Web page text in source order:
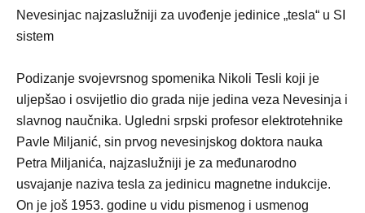
Nevesinjac najzaslužniji za uvođenje jedinice „tesla“ u SI
sistem
Podizanje svojevrsnog spomenika Nikoli Tesli koji je
uljepšao i osvijetlio dio grada nije jedina veza Nevesinja i
slavnog naučnika. Ugledni srpski profesor elektrotehnike
Pavle Miljanić, sin prvog nevesinjskog doktora nauka
Petra Miljanića, najzaslužniji je za međunarodno
usvajanje naziva tesla za jedinicu magnetne indukcije.
On je još 1953. godine u vidu pismenog i usmenog